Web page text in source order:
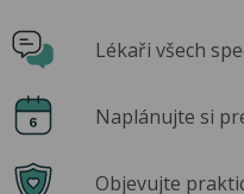
Lékaři všech
Naplánujte si
Objevujte